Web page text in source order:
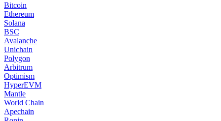
Bitcoin
Ethereum
Solana
BSC
Avalanche
Unichain
Polygon
Arbitrum
Optimism
HyperEVM
Mantle
World Chain
Apechain